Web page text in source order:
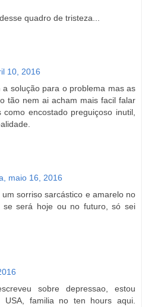
quadro de tristeza...
10, 2016
a solução para o problema mas as
tão nem ai acham mais facil falar
encostado preguiçoso inutil,
maio 16, 2016
sorriso sarcástico e amarelo no
se será hoje ou no futuro, só sei
sobre depressao, estou
USA, familia no ten hours aqui.